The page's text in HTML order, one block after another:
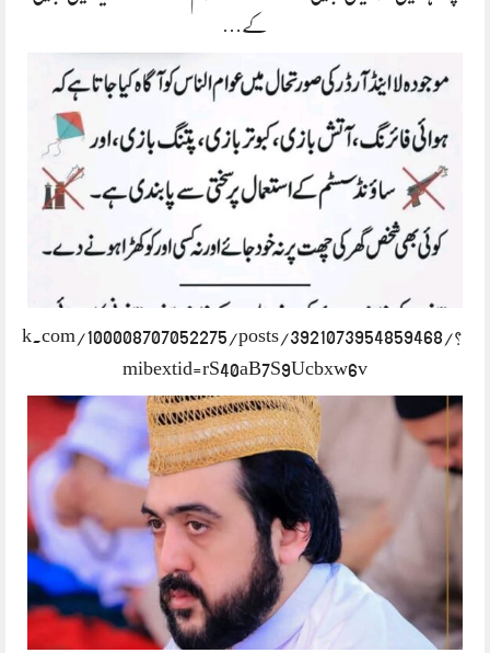
کے…
100008707052275/posts/3921073954859468/?
mibextid=rS40aB7S9Ucbxw6v